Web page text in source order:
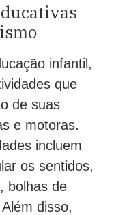
infantil,
que
de suas
e motoras.
incluem
os sentidos,
bolhas de
disso,